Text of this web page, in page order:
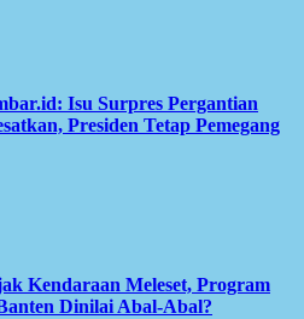
Isu Surpres Pergantian
Presiden Tetap Pemegang
Kendaraan Meleset, Program
Dinilai Abal-Abal?